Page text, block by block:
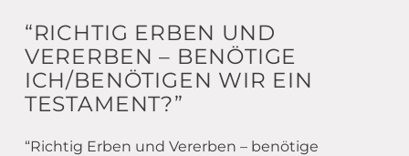
Mitgliedergewinnung
Wertschätzung
Material für dein Ehrenamt
MEET Live – Livestream
Aktuelles (Blog)
Newsletter bestellen
Fragen & Antworten
Deine Veranstaltung auf dem MEET CAMPUS
Ehrenamtsportal
Anmeldung zum Newsletterempfang
Registrieren MEET CAMPUS
“RICHTIG ERBEN UND
VERERBEN – BENÖTIGE
ICH/BENÖTIGEN WIR EIN
TESTAMENT?”
“Richtig Erben und Vererben – benötige